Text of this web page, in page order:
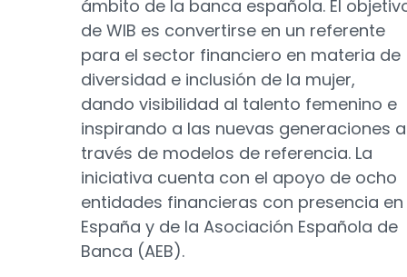
ámbito de la banca española. El
de WIB es convertirse en un referente
para el sector financiero en materia de
diversidad e inclusión de la mujer,
dando visibilidad al talento femenino e
inspirando a las nuevas generaciones a
través de modelos de referencia. La
iniciativa cuenta con el apoyo de ocho
entidades financieras con presencia en
España y de la Asociación Española de
Banca (AEB).